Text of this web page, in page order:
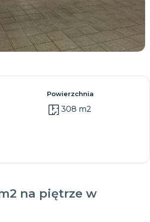
Zobacz wszystkie
Powierzchnia
308 m2
na piętrze w